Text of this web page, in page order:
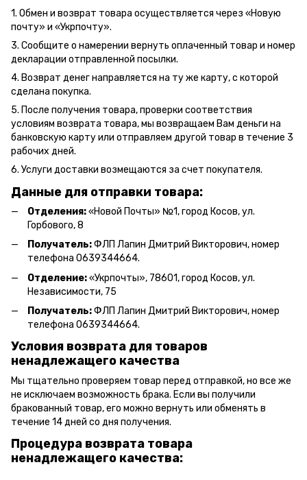
1. Обмен и возврат товара осуществляется через «Новую
почту» и «Укрпочту».
3. Сообщите о намерении вернуть оплаченный товар и номер
декларации отправленной посылки.
4. Возврат денег направляется на ту же карту, с которой
сделана покупка.
5. После получения товара, проверки соответствия
условиям возврата товара, мы возвращаем Вам деньги на
банковскую карту или отправляем другой товар в течение 3
рабочих дней.
6. Услуги доставки возмещаются за счет покупателя.
Данные для отправки товара:
Отделения:«Новой Почты» №1, город Косов,ул.
Горбового, 8
Получатель:ФЛП Лапин Дмитрий Викторович, номер
телефона 0639344664.
Отделение:«Укрпочты», 78601, город Косов, ул.
Независимости, 75
Получатель:ФЛП Лапин Дмитрий Викторович, номер
телефона 0639344664.
Условия возврата для товаров
ненадлежащего качества
Мы тщательно проверяем товар перед отправкой, но все же
не исключаем возможность брака. Если вы получили
бракованный товар, его можно вернуть или обменять в
течение 14 дней со дня получения.
Процедура возврата товара
ненадлежащего качества: